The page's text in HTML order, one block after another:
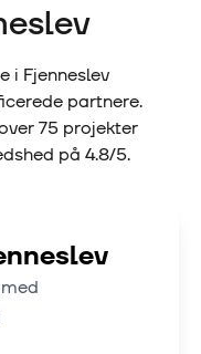
i Fjenneslev
partnere.
75 projekter
på 4.8/5.